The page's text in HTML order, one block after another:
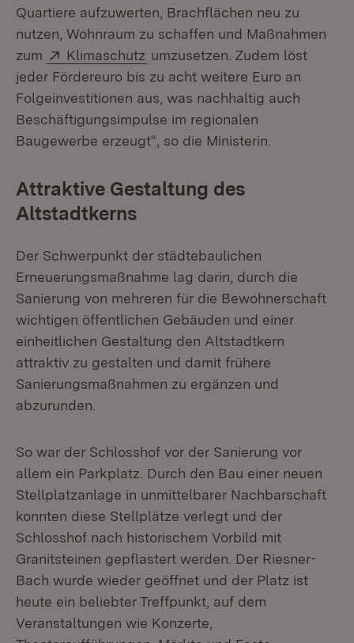
Quartiere aufzuwerten, Brachflächen neu zu
nutzen, Wohnraum zu schaffen und Maßnahmen
zum
Extern:
Klimaschutz (Öffnet in neuem Fenster)
umzusetzen. Zudem löst
jeder Fördereuro bis zu acht weitere Euro an
Folgeinvestitionen aus, was nachhaltig auch
Beschäftigungsimpulse im regionalen
Baugewerbe erzeugt“, so die Ministerin.
Attraktive Gestaltung des
Altstadtkerns
Der Schwerpunkt der städtebaulichen
Erneuerungsmaßnahme lag darin, durch die
Sanierung von mehreren für die Bewohnerschaft
wichtigen öffentlichen Gebäuden und einer
einheitlichen Gestaltung den Altstadtkern
attraktiv zu gestalten und damit frühere
Sanierungsmaßnahmen zu ergänzen und
abzurunden.
So war der Schlosshof vor der Sanierung vor
allem ein Parkplatz. Durch den Bau einer neuen
Stellplatzanlage in unmittelbarer Nachbarschaft
konnten diese Stellplätze verlegt und der
Schlosshof nach historischem Vorbild mit
Granitsteinen gepflastert werden. Der Riesner-
Bach wurde wieder geöffnet und der Platz ist
heute ein beliebter Treffpunkt, auf dem
Veranstaltungen wie Konzerte,